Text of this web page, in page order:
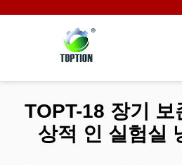
TOPT-18 장기 보
상적 인 실험실